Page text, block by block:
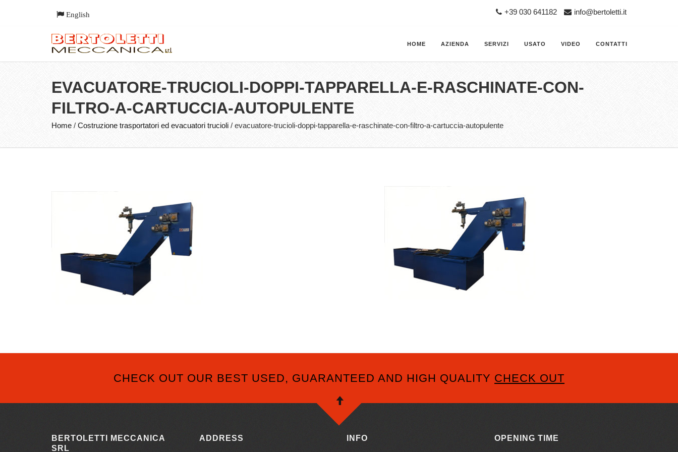
English +39 030 641182 info@bertoletti.it
HOME AZIENDA SERVIZI USATO VIDEO CONTATTI
EVACUATORE-TRUCIOLI-DOPPI-TAPPARELLA-E-RASCHINATE-CON-
FILTRO-A-CARTUCCIA-AUTOPULENTE
Home / Costruzione trasportatori ed evacuatori trucioli / evacuatore-trucioli-doppi-tapparella-e-raschinate-con-filtro-a-cartuccia-autopulente
CHECK OUT OUR BEST USED, GUARANTEED AND HIGH QUALITY CHECK OUT
BERTOLETTI MECCANICA
SRL
ADDRESS INFO OPENING TIME